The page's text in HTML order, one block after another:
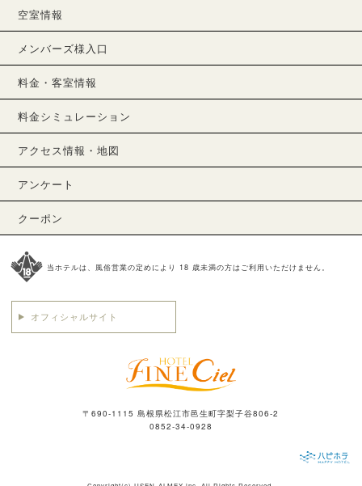
空室情報
メンバーズ様入口
料金・客室情報
料金シミュレーション
アクセス情報・地図
アンケート
クーポン
当ホテルは、風俗営業の定めにより 18 歳未満の方はご利用いただけません。
オフィシャルサイト
〒690-1115 島根県松江市邑生町字梨子谷806-2
0852-34-0928